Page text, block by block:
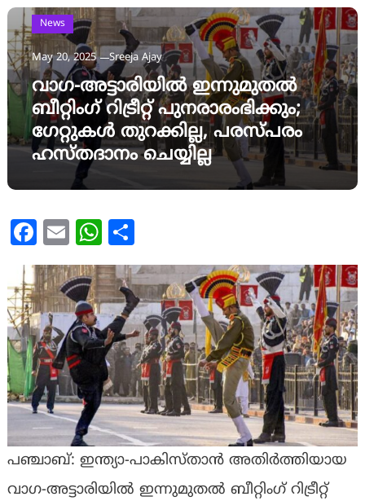
News
May 20, 2025 Sreeja Ajay
വാഗ-അട്ടാരിയില്‍ ഇന്നുമുതല്‍
ബീറ്റിംഗ് റിട്രീറ്റ് പുനരാരംഭിക്കും;
ഗേറ്റുകള്‍ തുറക്കില്ല, പരസ്പരം
ഹസ്തദാനം ചെയ്യില്ല
Facebook
Email WhatsApp
പഞ്ചാബ്: ഇന്ത്യാ-പാകിസ്താന്‍ അതിര്‍ത്തിയായ
വാഗ-അട്ടാരിയില്‍ ഇന്നുമുതല്‍ ബീറ്റിംഗ് റിട്രീറ്റ്